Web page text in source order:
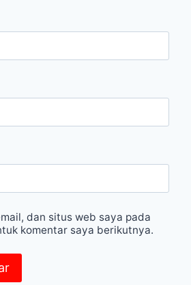
dan situs web saya pada
komentar saya berikutnya.